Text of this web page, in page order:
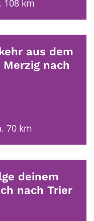
108 km
aus dem
nach
70 km
deinem
nach Trier